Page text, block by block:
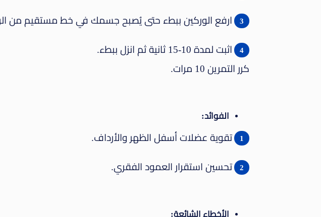
ارفع الوركين ببطء حتى يُصبح جسمك في خط مستقيم من
اثبت لمدة 10-15 ثانية ثم انزل ببطء.
كرر التمرين 10 مرات.
الفوائد:
تقوية عضلات أسفل الظهر والأرداف.
تحسين استقرار العمود الفقري.
الأخطاء الشائعة: